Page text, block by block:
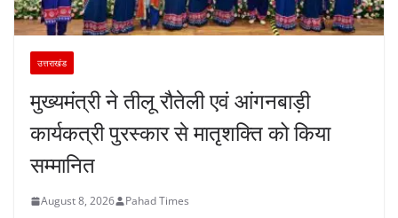
उत्तराखंड
मुख्यमंत्री ने तीलू रौतेली एवं आंगनबाड़ी
कार्यकत्री पुरस्कार से मातृशक्ति को किया
सम्मानित
August 8, 2026 Pahad Times